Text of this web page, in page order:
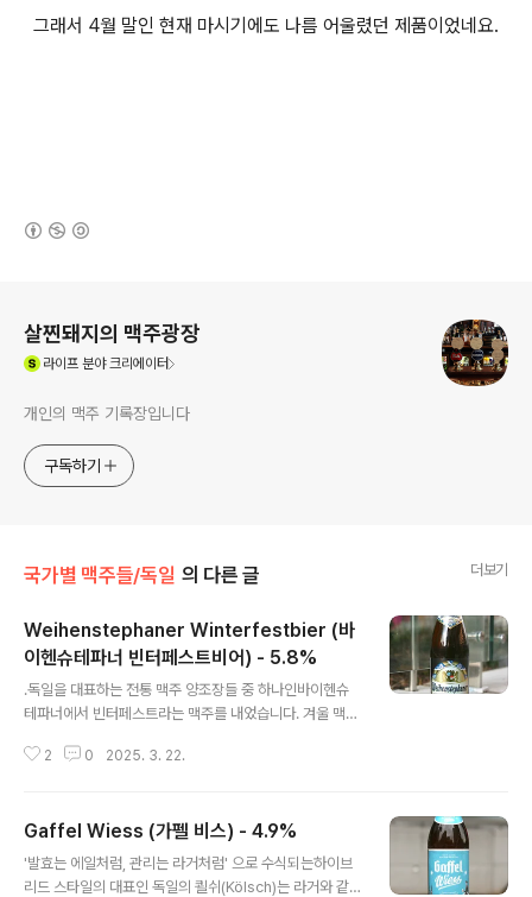
그래서 4월 말인 현재 마시기에도 나름 어울렸던 제품이었네요.
살찐돼지의 맥주광장
라이프분야 크리에이터
개인의 맥주 기록장입니다
구독하기
국가별 맥주들/독일 의 다른 글 더보기
Weihenstephaner Winterfestbier (바
이헨슈테파너 빈터페스트비어) - 5.8%
.독일을 대표하는 전통 맥주 양조장들 중 하나인바이헨슈
테파너에서 빈터페스트라는 맥주를 내었습니다. 겨울 맥주
주라면 뭔가 어두운색 맥주가 나올 것 같았으나, 홈페이지
그에 리뷰된 Weihenstephaner 양조장의 맥주들 -Wei
henstephaner HefeWeissBier (바이헨스테파너) -
5.4% - 2009.06.27Weihenstephaner Kristall Wei
2 0 2025. 3. 22.
Gaffel Wiess (가펠 비스) - 4.9%
'발효는 에일처럼, 관리는 라거처럼' 으로 수식되는하이브
리드 스타일의 대표인 독일의 쾰쉬(Kölsch)는 라거와 같